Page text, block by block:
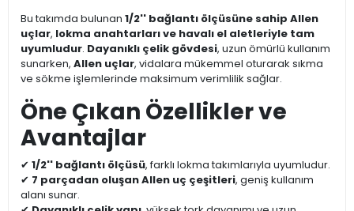
Bu takımda bulunan 1/2'' bağlantı ölçüsüne sahip Allen
uçlar, lokma anahtarları ve havalı el aletleriyle tam
uyumludur. Dayanıklı çelik gövdesi, uzun ömürlü kullanım
sunarken, Allen uçlar, vidalara mükemmel oturarak sıkma
ve sökme işlemlerinde maksimum verimlilik sağlar.
Öne Çıkan Özellikler ve
Avantajlar
✔ 1/2'' bağlantı ölçüsü, farklı lokma takımlarıyla uyumludur.
✔ 7 parçadan oluşan Allen uç çeşitleri, geniş kullanım
alanı sunar.